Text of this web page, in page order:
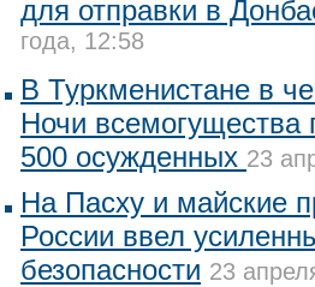
для отправки в
года, 12:58
В Туркменистане в
Ночи
500 осужденных 23
На Пасху и майские
России ввел
безопасности 23